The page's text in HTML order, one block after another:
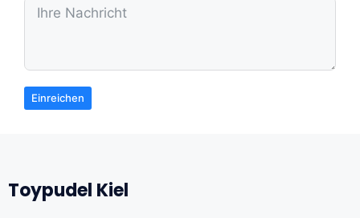
Einreichen
Toypudel Kiel